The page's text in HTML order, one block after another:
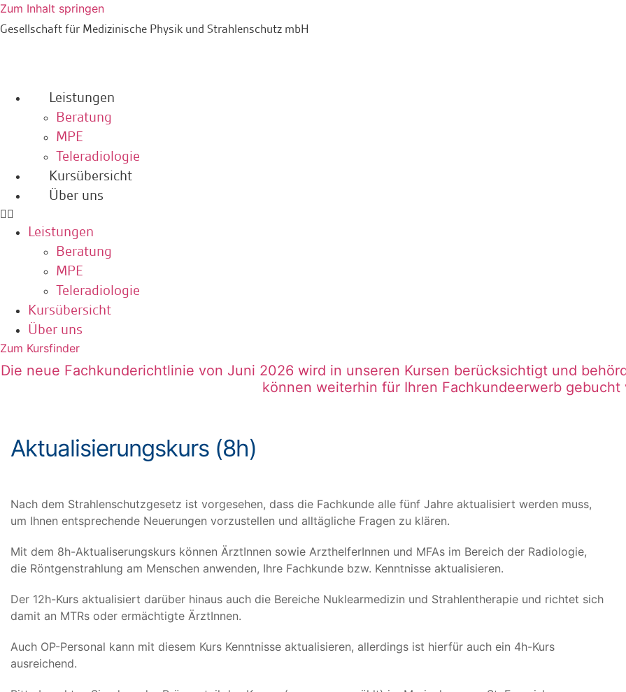
Zum Inhalt springen
Gesellschaft für Medizinische Physik und Strahlenschutz mbH
Leistungen
Beratung
MPE
Teleradiologie
Kursübersicht
Über uns
Leistungen
Beratung
MPE
Teleradiologie
Kursübersicht
Über uns
Zum Kursfinder
Die neue Fachkunderichtlinie von Juni 2026 wird in unseren Kursen berücksichtigt und
können weiterhin für Ihren Fachkundeerwerb gebucht
Aktualisierungskurs (8h)
Nach dem Strahlenschutzgesetz ist vorgesehen, dass die Fachkunde alle fünf Jahre aktualisiert werden muss,
um Ihnen entsprechende Neuerungen vorzustellen und alltägliche Fragen zu klären.
Mit dem 8h-Aktualiserungskurs können ÄrztInnen sowie ArzthelferInnen und MFAs im Bereich der Radiologie,
die Röntgenstrahlung am Menschen anwenden, Ihre Fachkunde bzw. Kenntnisse aktualisieren.
Der 12h-Kurs aktualisiert darüber hinaus auch die Bereiche Nuklearmedizin und Strahlentherapie und richtet sich
damit an MTRs oder ermächtigte ÄrztInnen.
Auch OP-Personal kann mit diesem Kurs Kenntnisse aktualisieren, allerdings ist hierfür auch ein 4h-Kurs
ausreichend.